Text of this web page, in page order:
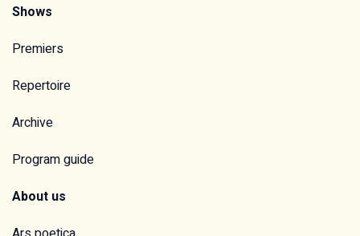
Shows
Premiers
Repertoire
Archive
Program guide
About us